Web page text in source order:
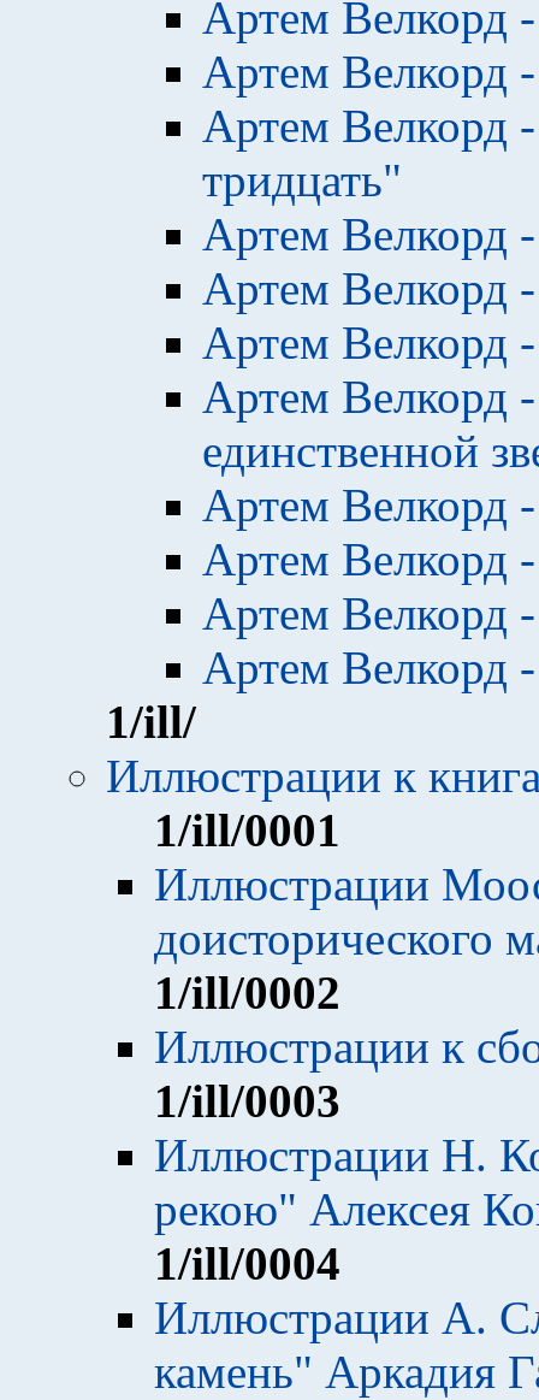
Артем Велкорд
Артем Велкорд
Артем Велкорд
тридцать"
Артем Велкорд
Артем Велкорд
Артем Велкорд
Артем Велкорд
единственной
Артем Велкорд
Артем Велкорд
Артем Велкорд
Артем Велкорд
1/ill/
Иллюстрации к
1/ill/0001
Иллюстрации
доисторического
1/ill/0002
Иллюстрации к
1/ill/0003
Иллюстрации Н.
рекою" Алексея
1/ill/0004
Иллюстрации А.
камень" Аркадия